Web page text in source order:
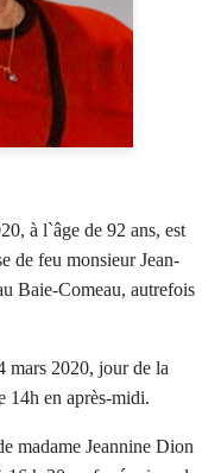
à l`âge de 92 ans, est
de feu monsieur Jean-
Baie-Comeau, autrefois
mars 2020, jour de la
14h en après-midi.
madame Jeannine Dion